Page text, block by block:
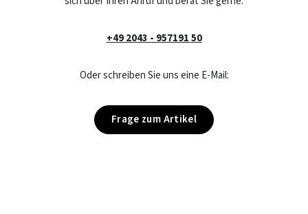
+49 2043 - 957191 50
Oder schreiben Sie uns eine E-Mail:
Frage zum Artikel